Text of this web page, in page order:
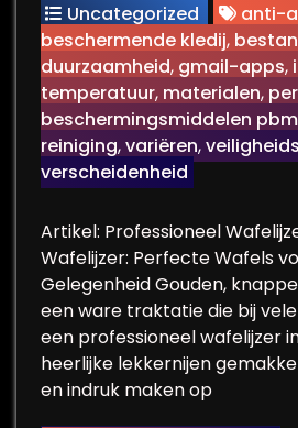
Uncategorized anti-
beschermende kledij,
duurzaamheid, gmail-apps,
temperatuur, materialen,
beschermingsmiddelen
reiniging,variëren,
verscheidenheid
Artikel: Professioneel
Wafelijzer: Perfecte Wafels
Gelegenheid Gouden,
een ware traktatie die bij
een professioneel wafelijzer
heerlijke lekkernijen
en indruk maken op